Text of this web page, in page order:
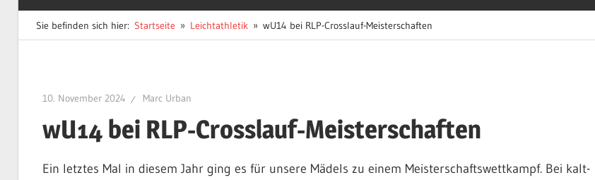
Frankenthal
Sie befinden sich hier: Startseite Leichtathletik wU14 bei RLP-Crosslauf-Meisterschaften
10. November 2024 Marc Urban
wU14 bei RLP-Crosslauf-Meisterschaften
Ein letztes Mal in diesem Jahr ging es für unsere Mädels zu einem Meisterschaftswettkampf. Bei kalt-